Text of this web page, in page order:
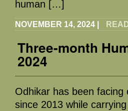
human […]
NOVEMBER 14, 2024
Three-month
2024
Odhikar has been
since 2013 while